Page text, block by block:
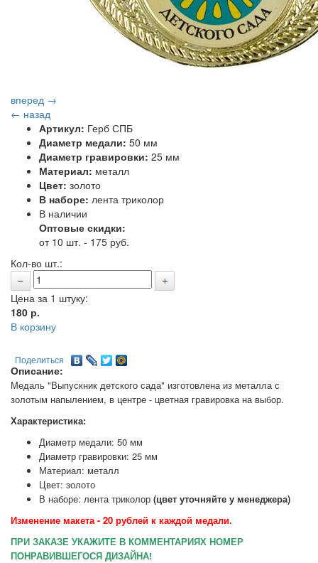
вперед →
← назад
Артикул: Герб СПБ
Диаметр медали: 50 мм
Диаметр гравировки: 25 мм
Материал: металл
Цвет: золото
В наборе: лента триколор
В наличии
Оптовые скидки:
от 10 шт. - 175 руб.
Кол-во шт.:
Цена за 1 штуку:
180 р.
В корзину
Поделиться
Описание:
Медаль "Выпускник детского сада" изготовлена из металла с
золотым напылением, в центре - цветная гравировка на выбор.
Характеристика:
Диаметр медали: 50 мм
Диаметр гравировки: 25 мм
Материал: металл
Цвет: золото
В наборе: лента триколор (цвет уточняйте у менеджера)
Изменение макета - 20 рублей к каждой медали.
ПРИ ЗАКАЗЕ УКАЖИТЕ В КОММЕНТАРИЯХ НОМЕР
ПОНРАВИВШЕГОСЯ ДИЗАЙНА!